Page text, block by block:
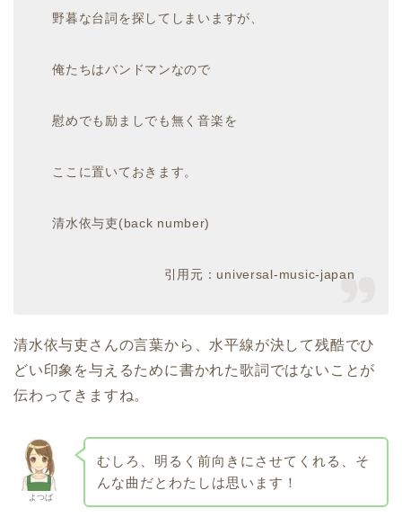
野暮な台詞を探してしまいますが、
俺たちはバンドマンなので
慰めでも励ましでも無く音楽を
ここに置いておきます。
清水依与吏(back number)
引用元：universal-music-japan
清水依与吏さんの言葉から、水平線が決して残酷でひ
どい印象を与えるために書かれた歌詞ではないことが
伝わってきますね。
よつば
むしろ、明るく前向きにさせてくれる、そ
んな曲だとわたしは思います！